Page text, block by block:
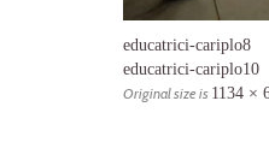
educatrici-cariplo8
educatrici-cariplo10
Original size is 1134 ×